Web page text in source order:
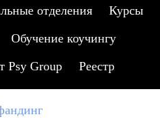
отделения
Курсы
Обучение коучингу
Psy Group
Реестр